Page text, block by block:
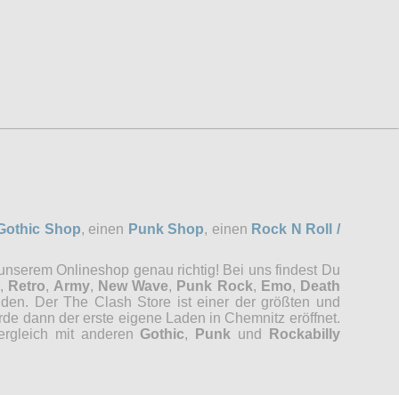
Shop, einen Punk Shop, einen Rock N Roll /
Onlineshop genau richtig! Bei uns findest Du
, Retro, Army, New Wave, Punk Rock, Emo, Death
Der The Clash Store ist einer der größten und
dann der erste eigene Laden in Chemnitz eröffnet.
mit anderen Gothic, Punk und Rockabilly